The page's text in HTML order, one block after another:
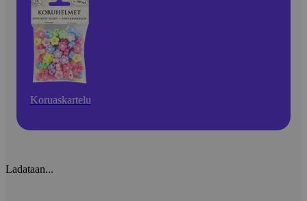
Koruaskartelu
Ladataan...